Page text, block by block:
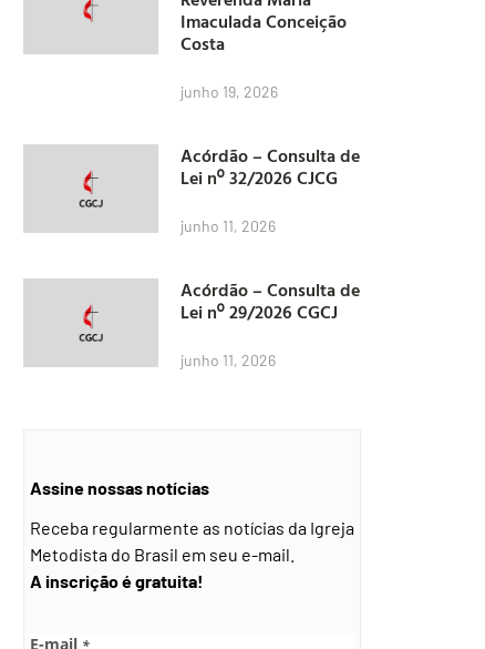
Imaculada Conceição
Costa
junho 19, 2026
Acórdão – Consulta de
Lei nº 32/2026 CJCG
junho 11, 2026
Acórdão – Consulta de
Lei nº 29/2026 CGCJ
junho 11, 2026
Assine nossas notícias
Receba regularmente as notícias da Igreja
Metodista do Brasil em seu e-mail.
A inscrição é gratuita!